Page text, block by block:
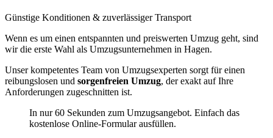
Günstige Konditionen & zuverlässiger Transport
Wenn es um einen entspannten und preiswerten Umzug geht, sind
wir die erste Wahl als Umzugsunternehmen in Hagen.
Unser kompetentes Team von Umzugsexperten sorgt für einen
reibungslosen und sorgenfreien Umzug, der exakt auf Ihre
Anforderungen zugeschnitten ist.
In nur 60 Sekunden zum Umzugsangebot. Einfach das
kostenlose Online-Formular ausfüllen.